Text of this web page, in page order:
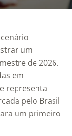
um
de 2026.
em
representa
pelo Brasil
um primeiro